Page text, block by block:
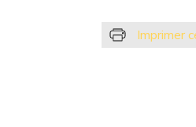
Imprimer